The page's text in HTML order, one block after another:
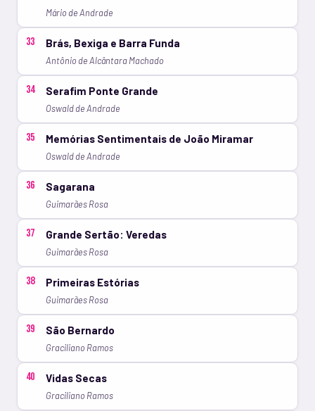
Mário de Andrade
33 Brás, Bexiga e Barra Funda
Antônio de Alcântara Machado
34 Serafim Ponte Grande
Oswald de Andrade
35 Memórias Sentimentais de João Miramar
Oswald de Andrade
36 Sagarana
Guimarães Rosa
37 Grande Sertão: Veredas
Guimarães Rosa
38 Primeiras Estórias
Guimarães Rosa
39 São Bernardo
Graciliano Ramos
40 Vidas Secas
Graciliano Ramos